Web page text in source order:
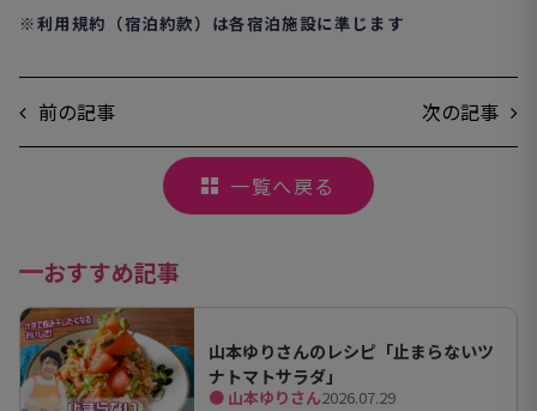
※利用規約（宿泊約款）は各宿泊施設に準じます
前の記事 次の記事
一覧へ戻る
おすすめ記事
山本ゆりさんのレシピ「止まらないツ
ナトマトサラダ」
● 山本ゆりさん2026.07.29